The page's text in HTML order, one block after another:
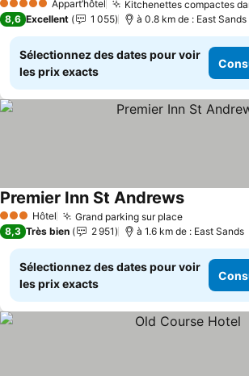
5 Étoiles Appart’hôtel Kitchenettes compactes
8,6 Excellent 1 055 à 0.8 km de : East Sands
Sélectionnez des dates pour voir
les prix exacts
3 ÉtoilesHôtel Grand parking sur placeConsulter
Premier Inn St AndrewsConsulter
8,3 Très bien 2 951 à 1.6 km de : East Sands
Sélectionnez des dates pour voir
les prix exacts